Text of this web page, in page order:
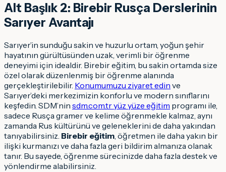
Alt Başlık 2: Birebir Rusça Derslerinin
Sarıyer Avantajı
Sarıyer’in sunduğu sakin ve huzurlu ortam, yoğun şehir
hayatının gürültüsünden uzak, verimli bir öğrenme
deneyimi için idealdir. Birebir eğitim, bu sakin ortamda size
özel olarak düzenlenmiş bir öğrenme alanında
gerçekleştirilebilir. Konumumuzu ziyaret edin ve
Sarıyer’deki merkezimizin konforlu ve modern sınıflarını
keşfedin. SDM’nin sdm.com.tr yüz yüze eğitim programı ile,
sadece Rusça gramer ve kelime öğrenmekle kalmaz, aynı
zamanda Rus kültürünü ve geleneklerini de daha yakından
tanıyabilirsiniz. Birebir eğitim, öğretmen ile daha yakın bir
ilişki kurmanızı ve daha fazla geri bildirim almanıza olanak
tanır. Bu sayede, öğrenme sürecinizde daha fazla destek ve
yönlendirme alabilirsiniz.